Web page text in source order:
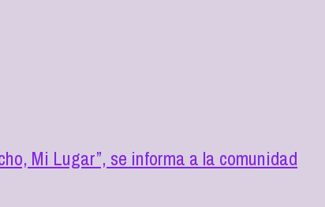
Mi Lugar”, se informa a la comunidad